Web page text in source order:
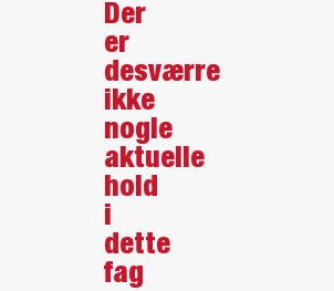
Der
er
desværre
ikke
nogle
aktuelle
hold
i
dette
fag